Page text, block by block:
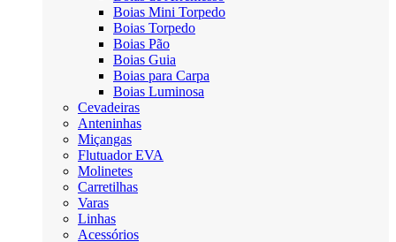
Boias Mini Torpedo
Boias Torpedo
Boias Pão
Boias Guia
Boias para Carpa
Boias Luminosa
Cevadeiras
Anteninhas
Miçangas
Flutuador EVA
Molinetes
Carretilhas
Varas
Linhas
Acessórios